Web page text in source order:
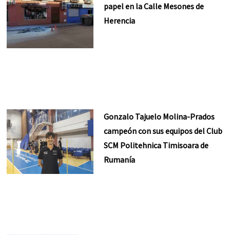
papel en la Calle Mesones de
Herencia
Gonzalo Tajuelo Molina-Prados
campeón con sus equipos del Club
SCM Politehnica Timisoara de
Rumanía